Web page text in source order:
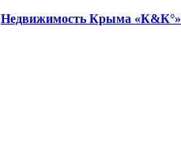
Недвижимость Крыма «К&К°»